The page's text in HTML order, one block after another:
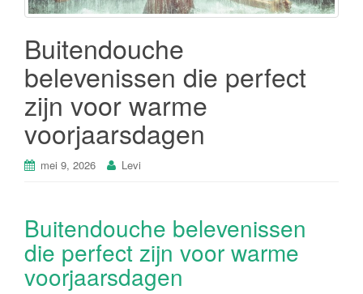
o
Buitendouche
belevenissen die perfect
zijn voor warme
voorjaarsdagen
mei 9, 2026 Levi
Buitendouche belevenissen
die perfect zijn voor warme
voorjaarsdagen